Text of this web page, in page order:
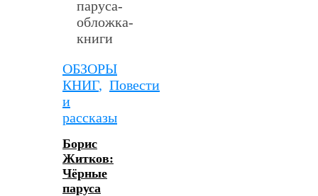
ОБЗОРЫ
КНИГ, Повести
и
рассказы
Борис
Житков:
Чёрные
паруса